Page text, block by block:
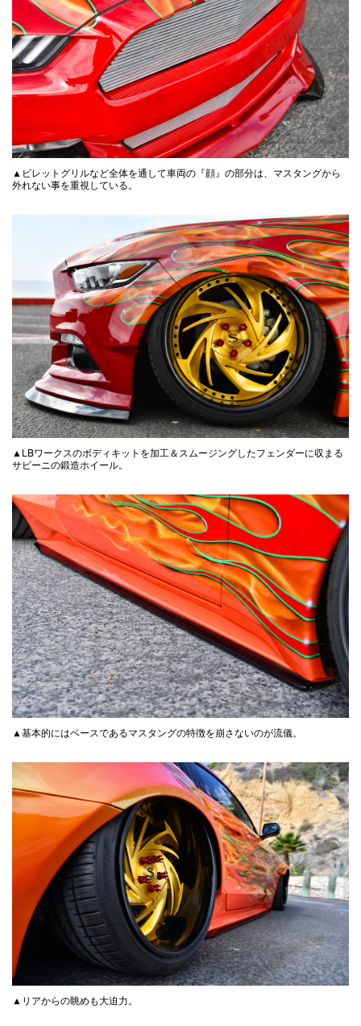
▲ビレットグリルなど全体を通して車両の『顔』の部分は、マスタングから
外れない事を重視している。
▲LBワークスのボディキットを加工＆スムージングしたフェンダーに収まる
サビーニの鍛造ホイール。
▲基本的にはベースであるマスタングの特徴を崩さないのが流儀。
▲リアからの眺めも大迫力。